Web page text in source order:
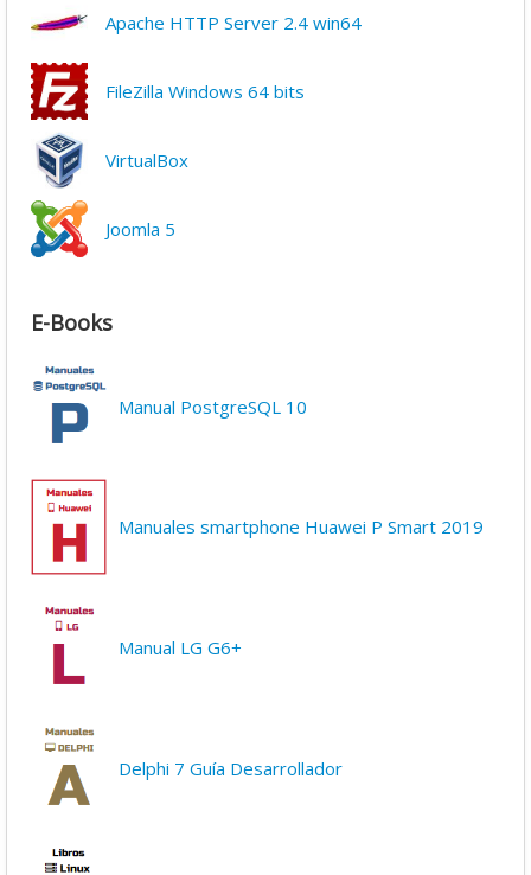
Apache HTTP Server 2.4 win64
FileZilla Windows 64 bits
VirtualBox
Joomla 5
E-Books
Manual PostgreSQL 10
Manuales smartphone Huawei P Smart 2019
Manual LG G6+
Delphi 7 Guía Desarrollador